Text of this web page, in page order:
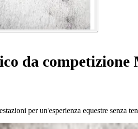
da competizione
per un'esperienza equestre senza